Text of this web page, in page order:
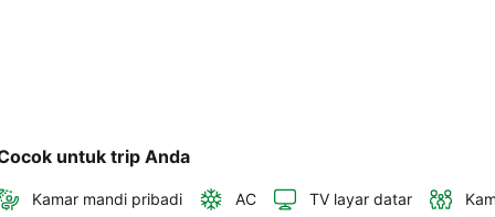
untuk trip Anda
Kamar mandi pribadi AC TV layar datar